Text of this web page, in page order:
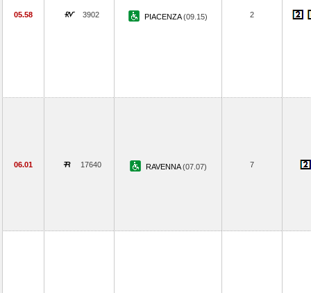
05.58 3902 PIACENZA(09.15) 2
06.01 17640 RAVENNA(07.07) 7